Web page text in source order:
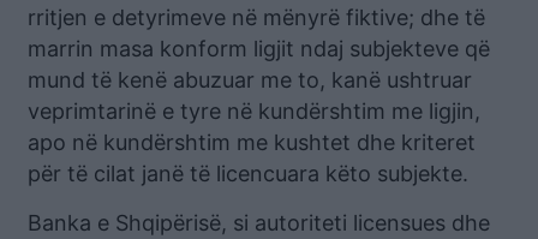
rritjen e detyrimeve në mënyrë fiktive; dhe të
marrin masa konform ligjit ndaj subjekteve që
mund të kenë abuzuar me to, kanë ushtruar
veprimtarinë e tyre në kundërshtim me ligjin,
apo në kundërshtim me kushtet dhe kriteret
për të cilat janë të licencuara këto subjekte.
Banka e Shqipërisë, si autoriteti licensues dhe